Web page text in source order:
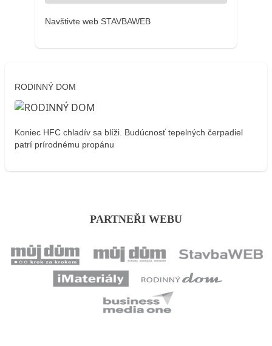
Navštivte web STAVBAWEB
RODINNÝ DOM
Koniec HFC chladív sa blíži. Budúcnosť tepelných čerpadiel
patrí prírodnému propánu
PARTNEŘI WEBU